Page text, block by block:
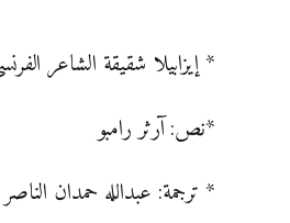
* إيزابيلا شقيقة الشاعر
*نص: آرثر رامبو
* ترجمة: عبدالله حمدان الناصر